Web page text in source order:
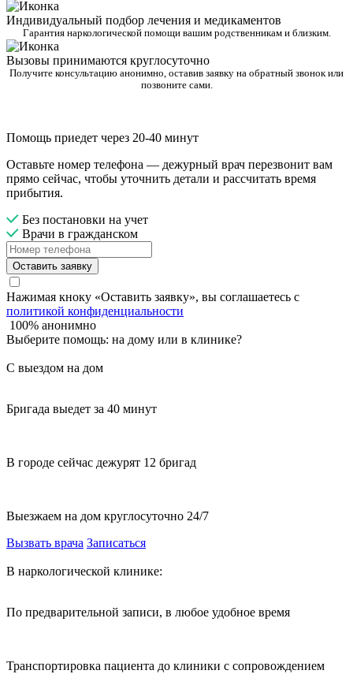
Индивидуальный подбор лечения и медикаментов
Гарантия наркологической помощи вашим родственникам и близким.
Вызовы принимаются круглосуточно
Получите консультацию анонимно, оставив заявку на обратный звонок или
позвоните сами.
Помощь приедет через 20-40 минут
Оставьте номер телефона — дежурный врач перезвонит вам
прямо сейчас, чтобы уточнить детали и рассчитать время
прибытия.
Без постановки на учет
Врачи в гражданском
Оставить заявку
Нажимая кноку «Оставить заявку», вы соглашаетесь с
политикой конфиденциальности
100% анонимно
Выберите помощь: на дому или в клинике?
С выездом на дом
Бригада выедет за 40 минут
В городе сейчас дежурят 12 бригад
Выезжаем на дом круглосуточно 24/7
Вызвать врача Записаться
В наркологической клинике:
По предварительной записи, в любое удобное время
Транспортировка пациента до клиники с сопровождением